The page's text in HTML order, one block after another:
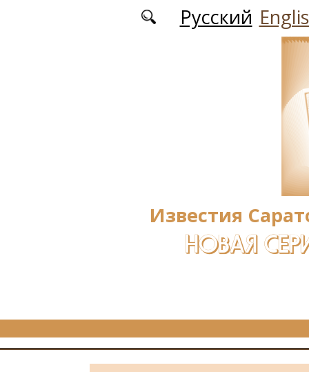
Перейти к основному содержаниюРусский
Известия
НОВАЯ